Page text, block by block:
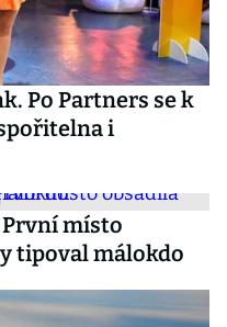
Po Partners se k
i
místo
tipoval málokdo